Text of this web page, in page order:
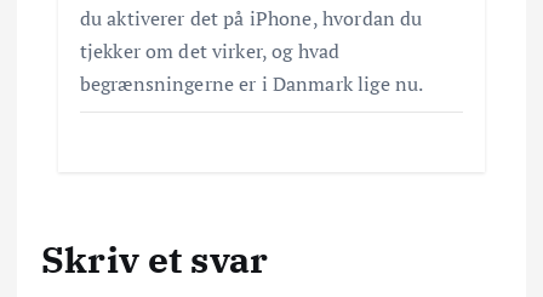
du aktiverer det på iPhone, hvordan du
tjekker om det virker, og hvad
begrænsningerne er i Danmark lige nu.
Skriv et svar